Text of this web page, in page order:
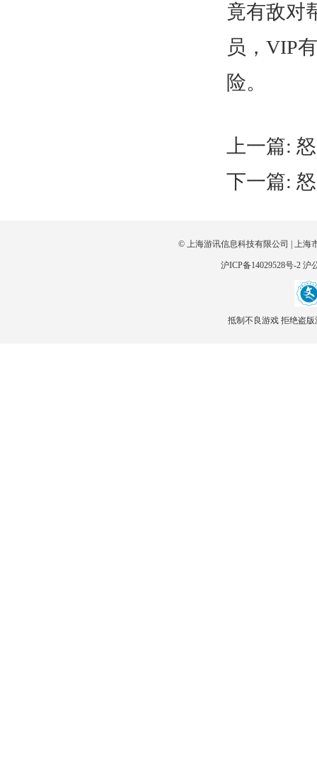
竟有敌对
员，VIP
险。
上一篇:
下一篇:
© 上海游讯信息科技有限公司 | 上
沪ICP备14029528号-2 沪
抵制不良游戏 拒绝盗